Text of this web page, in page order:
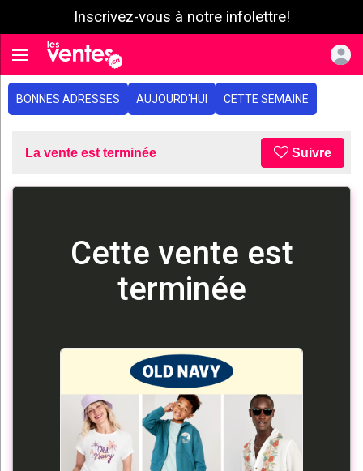
Inscrivez-vous à notre infolettre!
Toggle navigation
BONNES ADRESSES AUJOURD'HUI CETTE SEMAINE
La vente est terminée Suivre
Cette vente est
terminée